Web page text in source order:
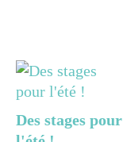
Des stages pour